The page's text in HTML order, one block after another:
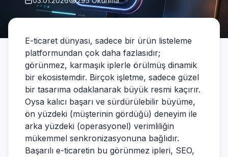
E-ticaret dünyası, sadece bir ürün listeleme
platformundan çok daha fazlasıdır;
görünmez, karmaşık iplerle örülmüş dinamik
bir ekosistemdir. Birçok işletme, sadece güzel
bir tasarıma odaklanarak büyük resmi kaçırır.
Oysa kalıcı başarı ve sürdürülebilir büyüme,
ön yüzdeki (müşterinin gördüğü) deneyim ile
arka yüzdeki (operasyonel) verimliliğin
mükemmel senkronizasyonuna bağlıdır.
Başarılı e-ticaretin bu görünmez ipleri, SEO,